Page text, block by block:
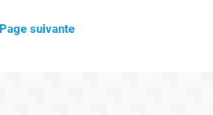
Page suivante